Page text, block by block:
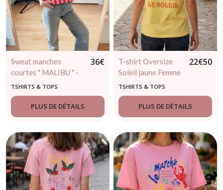
Sweat manches
courtes " MALIBU " -
rayures
36€
TSHIRTS & TOPS
PLUS DE DÉTAILS
T-shirt Oversize
Soleil jaune Femme
22€50
TSHIRTS & TOPS
PLUS DE DÉTAILS